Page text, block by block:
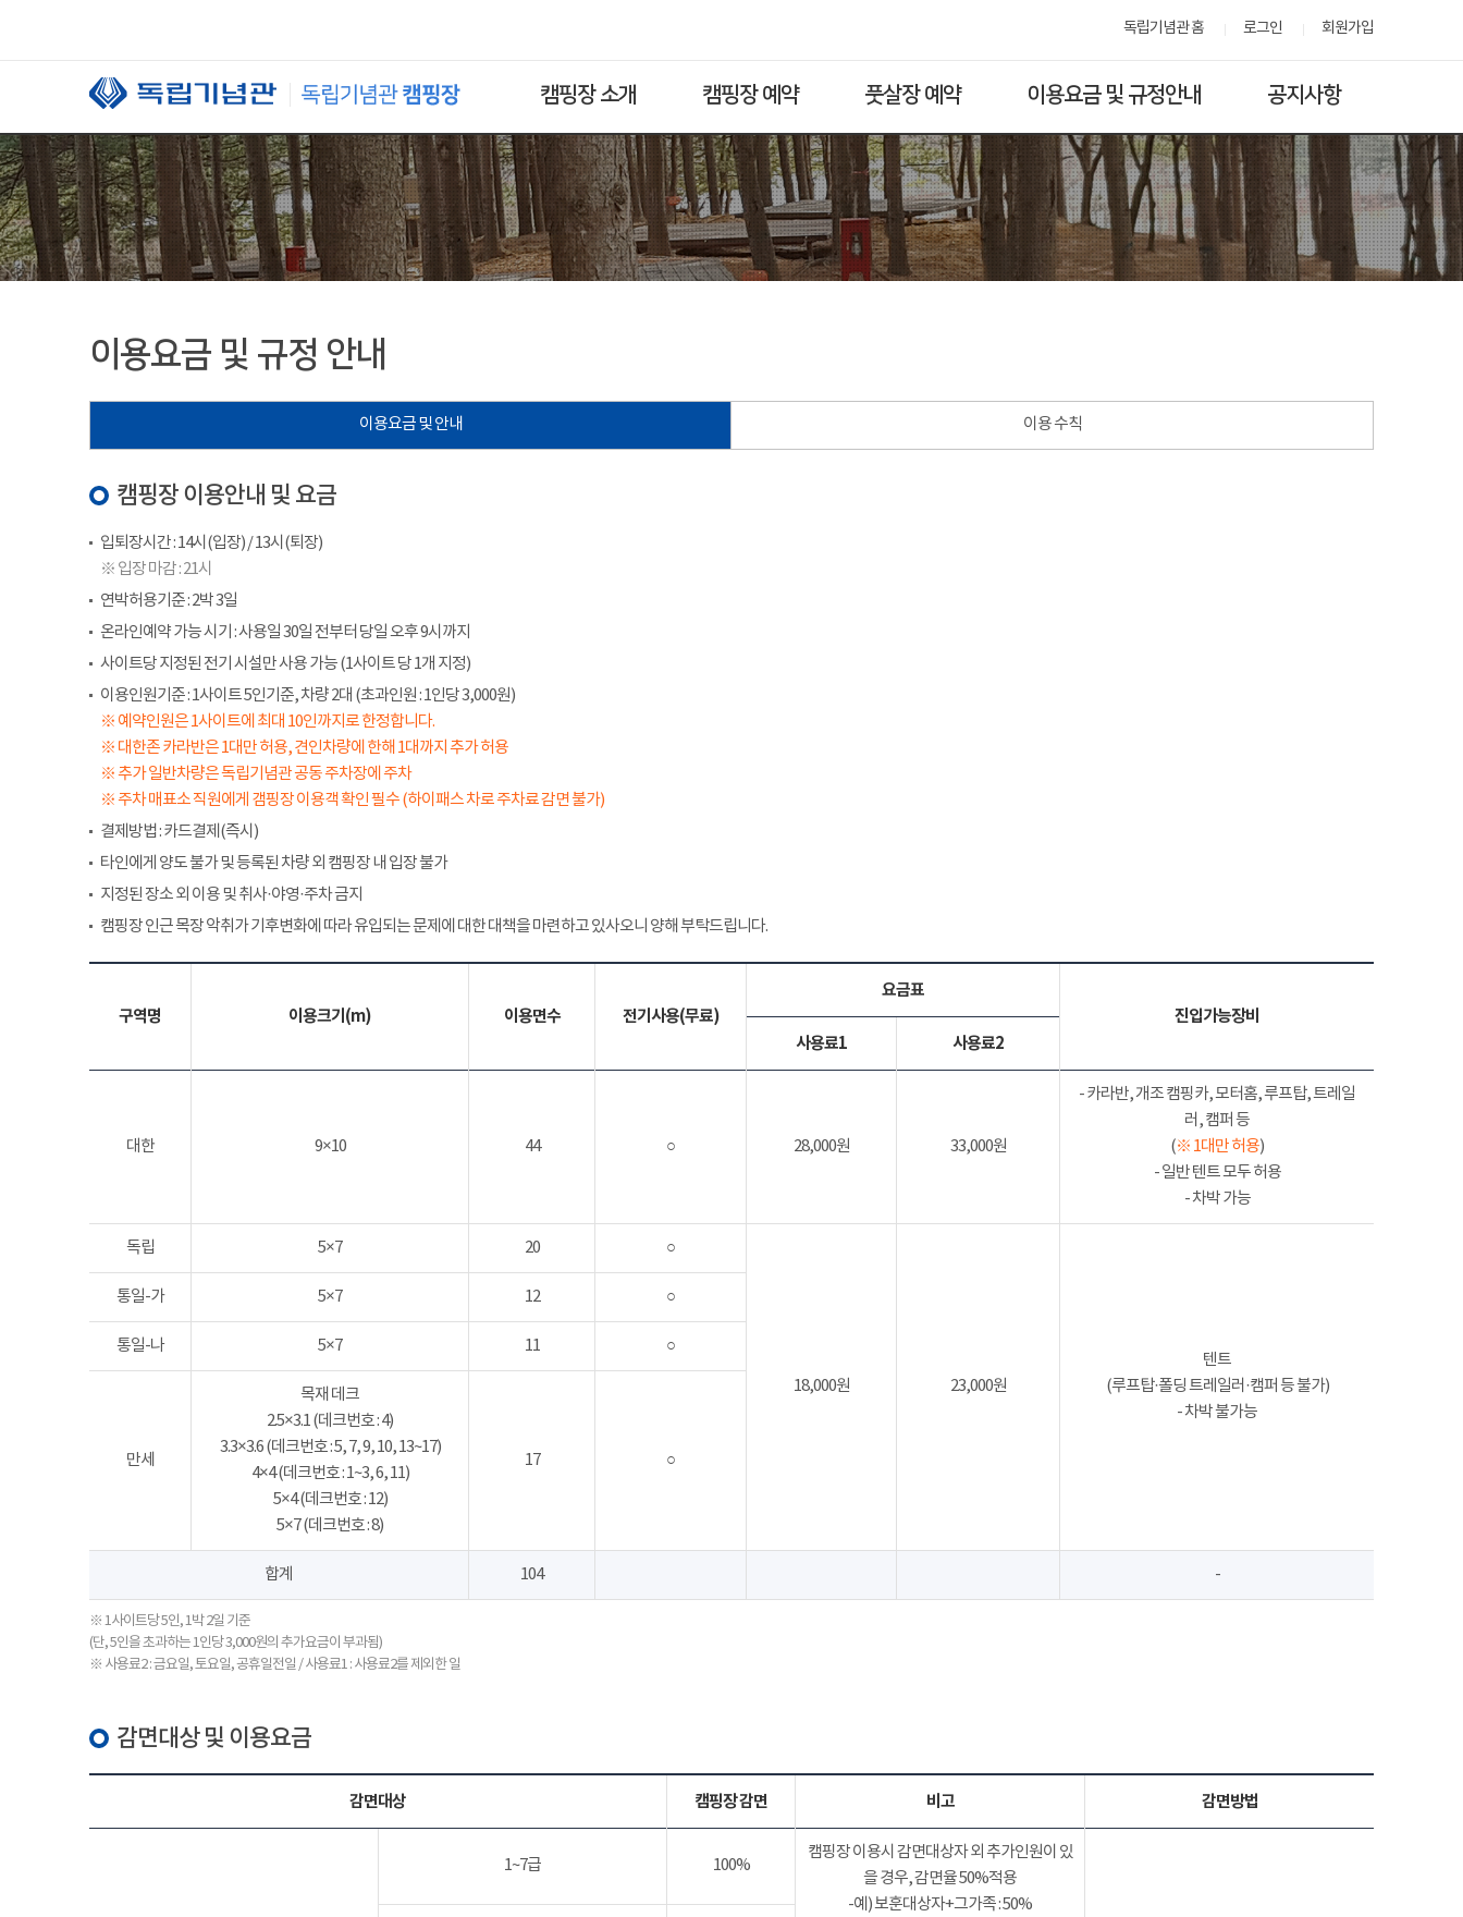
독립기념관 홈 로그인 회원가입
캠핑장 소개 캠핑장 예약 풋살장 예약 이용요금 및 규정안내 공지사항
이용요금 및 규정 안내
이용요금 및 안내 이용 수칙
캠핑장 이용안내 및 요금
입퇴장시간 : 14시(입장) / 13시(퇴장)
※ 입장 마감 : 21시
연박허용기준 : 2박 3일
온라인예약 가능 시기 : 사용일 30일 전부터 당일 오후 9시까지
사이트당 지정된 전기 시설만 사용 가능 (1사이트 당 1개 지정)
이용인원기준 : 1사이트 5인기준, 차량 2대 (초과인원 : 1인당 3,000원)
※ 예약인원은 1사이트에 최대 10인까지로 한정합니다.
※ 대한존 카라반은 1대만 허용, 견인차량에 한해 1대까지 추가 허용
※ 추가 일반차량은 독립기념관 공동 주차장에 주차
※ 주차 매표소 직원에게 갬핑장 이용객 확인 필수 (하이패스 차로 주차료 감면 불가)
결제방법 : 카드결제(즉시)
타인에게 양도 불가 및 등록된 차량 외 캠핑장 내 입장 불가
지정된 장소 외 이용 및 취사·야영·주차 금지
캠핑장 인근 목장 악취가 기후변화에 따라 유입되는 문제에 대한 대책을 마련하고 있사오니 양해 부탁드립니다.
구역명 이용크기(m) 이용면수 전기사용(무료)
요금표
진입가능장비
사용료1
사용료2
대한 9×10 44 ○ 28,000원 33,000원
- 카라반, 개조 캠핑카, 모터홈, 루프탑, 트레일
러, 캠퍼 등
(※ 1대만 허용)
- 일반 텐트 모두 허용
- 차박 가능
독립 5×7 20 ○
18,000원 23,000원
텐트
(루프탑·폴딩 트레일러·캠퍼 등 불가)
- 차박 불가능
통일-가 5×7 12 ○
통일-나 5×7 11 ○
만세
목재 데크
2.5×3.1 (데크번호 : 4)
3.3×3.6 (데크번호 : 5, 7, 9, 10, 13~17)
4×4 (데크번호 : 1~3, 6, 11)
5×4 (데크번호 : 12)
5×7 (데크번호 : 8)
17 ○
합계 104 -
※ 1사이트당 5인, 1박 2일 기준
(단, 5인을 초과하는 1인당 3,000원의 추가요금이 부과됨)
※ 사용료2 : 금요일, 토요일, 공휴일전일 / 사용료1 : 사용료2를 제외한 일
감면대상 및 이용요금
감면대상 캠핑장 감면 비고 감면방법
1~7급 100%
캠핑장 이용시 감면대상자 외 추가인원이 있
을 경우, 감면율 50%적용
-예) 보훈대상자+그가족 : 50%